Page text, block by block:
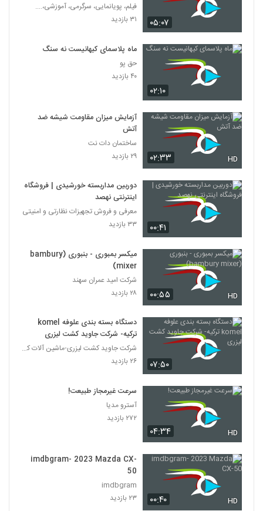
۰۵:۰۷
فیلم، پویانمایی، سرگرمی، آموزشی،....
۳۱ بازدید
۰۲:۱۰
ماه پلاسمای کیهانیست نه سنگ
حق پو
۴۰ بازدید
۰۲:۳۳ HD
آزمایش میزان مقاومت شیشه ضد
آتش
ساختمان دات نت
۲۹ بازدید
۰۰:۴۱
دوربین مداربسته خورشیدی | فروشگاه
اینترنتی نهصد
معرفی و فروش تجهیزات نظارتی و امنیتی
۳۳ بازدید
۰۰:۵۵ HD
میکسر بمبوری - بنبوری (bambury
mixer)
شرکت امید عمران سهند
۲۸ بازدید
۰۷:۵۰
دستگاه بسته بندی علوفه komel
ترکیه- شرکت جاوید کشت لیزری
شرکت جاوید کشت لیزری-ماشین آلات کشاورزی مردانی
۲۶ بازدید
۰۴:۳۴ HD
سرعت غیرمجاز طبیعت!
آسترو مدیا
۲۷۲ بازدید
۰۰:۴۰ HD
imdbgram- 2023 Mazda CX-
50
imdbgram
۲۳ بازدید